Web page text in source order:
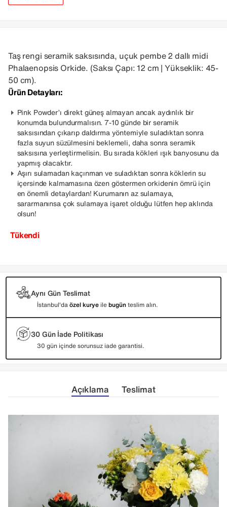
Taş rengi seramik saksısında, uçuk pembe 2 dallı midi
Phalaenopsis Orkide. (Saksı Çapı: 12 cm | Yükseklik: 45-
50 cm).
Ürün Detayları:
Pink Powder’ı direkt güneş almayan ancak aydınlık bir
konumda bulundurmalısın. 7-10 günde bir seramik
saksısından çıkarıp daldırma yöntemiyle suladıktan sonra
fazla suyun süzülmesini beklemeli, daha sonra seramik
saksısına yerleştirmelisin. Bu sırada kökleri ışık banyosunu da
yapmış olacaktır.
Aşırı sulamadan kaçınman ve suladıktan sonra köklerin su
içersinde kalmamasına özen göstermen orkidenin ömrü için
en önemli detaylardan! Kurumanın az sulamaya,
sararmanınsa çok sulamaya işaret olduğu lütfen hep aklında
olsun!
Tükendi
Aynı Gün Teslimat
İstanbul'daözel kurye ilebugünteslim alın.
30 Gün İade Politikası
30 gün içinde sorunsuz iade garantisi.
Açıklama Teslimat